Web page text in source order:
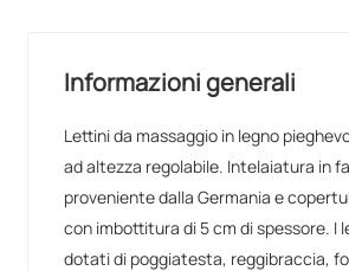
Informazioni generali
Lettini da massaggio in legno
ad altezza regolabile. Intelaiatura in
proveniente dalla Germania e
con imbottitura di 5 cm di spessore. I
dotati di poggiatesta, reggibraccia,